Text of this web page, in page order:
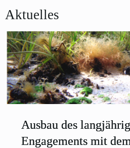
Aktuelles
Ausbau des
Engagements mit